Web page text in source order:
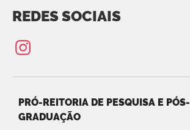
REDES SOCIAIS
PRÓ-REITORIA DE PESQUISA E PÓS-
GRADUAÇÃO